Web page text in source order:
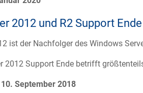
2012 und R2 Support Ende
ist der Nachfolger des Windows
2012 Support Ende betrifft
September 2018